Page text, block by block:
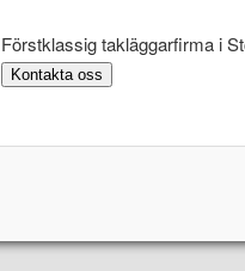
Förstklassig takläggarfirma i
Kontakta oss